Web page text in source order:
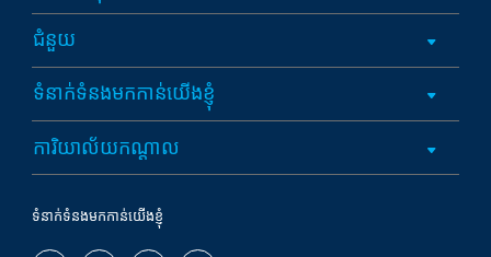
ជំនួយ
ទំនាក់ទំនងមកកាន់យើងខ្ញុំ
ការិយាល័យកណ្តាល
ទំនាក់ទំនងមកកាន់យើងខ្ញុំ